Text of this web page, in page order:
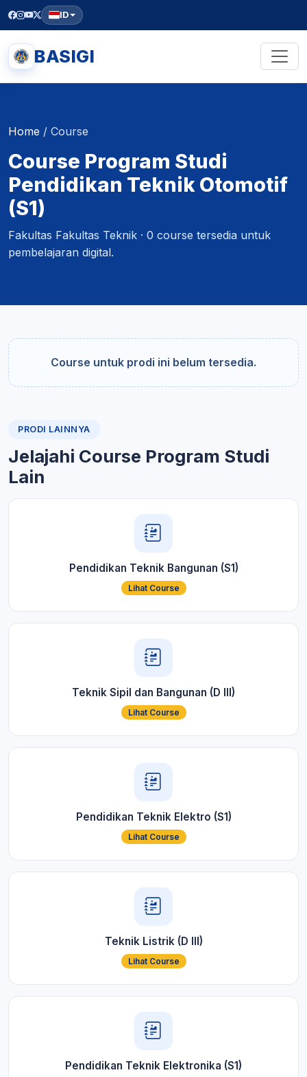
ID
BASIGI
Home / Course
Course Program Studi
Pendidikan Teknik Otomotif
(S1)
Fakultas Fakultas Teknik · 0 course tersedia untuk
pembelajaran digital.
Course untuk prodi ini belum tersedia.
PRODI LAINNYA
Jelajahi Course Program Studi
Lain
Pendidikan Teknik Bangunan (S1)
Lihat Course
Teknik Sipil dan Bangunan (D III)
Lihat Course
Pendidikan Teknik Elektro (S1)
Lihat Course
Teknik Listrik (D III)
Lihat Course
Pendidikan Teknik Elektronika (S1)